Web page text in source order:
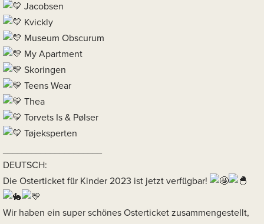
Jacobsen
Kvickly
Museum Obscurum
My Apartment
Skoringen
Teens Wear
Thea
Torvets Is & Pølser
Tøjeksperten
DEUTSCH:
Die Osterticket für Kinder 2023 ist jetzt verfügbar!
Wir haben ein super schönes Osterticket zusammengestellt,